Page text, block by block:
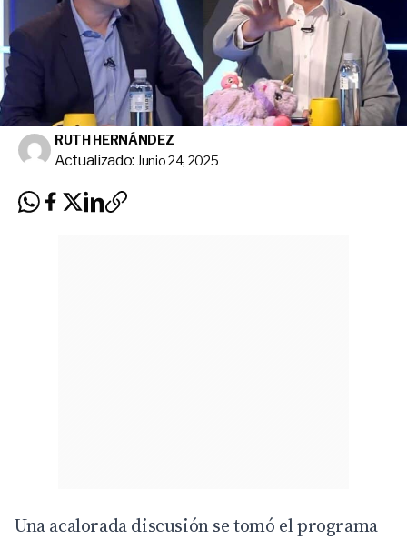
RUTH HERNÁNDEZ
Actualizado: Junio 24, 2025
Una acalorada discusión se tomó elprograma